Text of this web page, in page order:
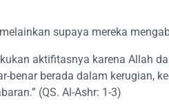
supaya mereka
aktifitasnya karena Allah
benar berada dalam kerugian,
(QS. Al-Ashr: 1-3)